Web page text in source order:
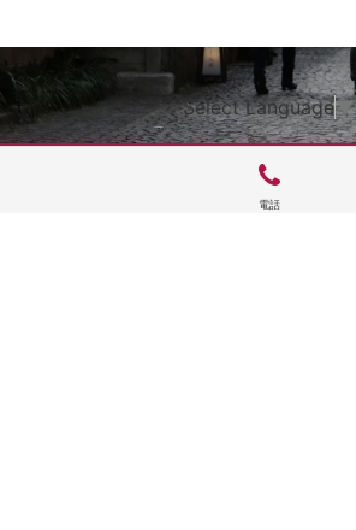
Select Language▼
電話